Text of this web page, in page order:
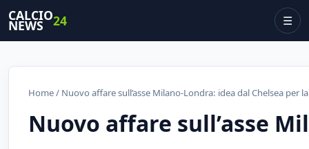
CALCIO
NEWS 24 ☰
Home/ Nuovo affare sull’asse Milano-Londra: idea dal Chelsea per
Nuovo affare sull’asse